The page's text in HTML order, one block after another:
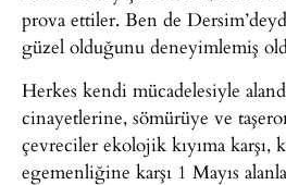
prova ettiler. Ben de
güzel olduğunu deneyimlemiş
Herkes kendi mücadelesiyle
cinayetlerine, sömürüye ve
çevreciler ekolojik kıyıma karşı,
egemenliğine karşı 1 Mayıs